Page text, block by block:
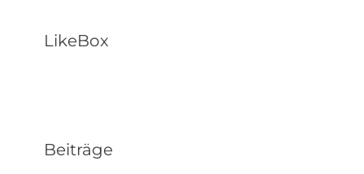
LikeBox
Beiträge